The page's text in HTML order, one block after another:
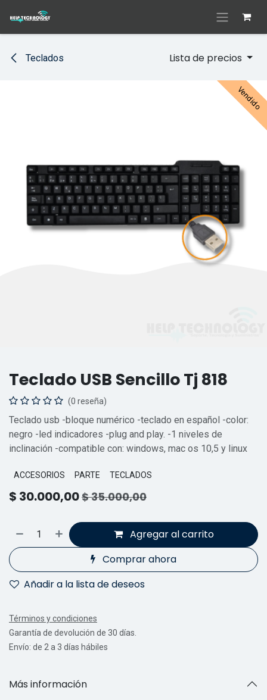
Teclados Lista de precios
Vendido
Teclado USB Sencillo Tj 818
(0 reseña)
Teclado usb -bloque numérico -teclado en español -color:
negro -led indicadores -plug and play. -1 niveles de
inclinación -compatible con: windows, mac os 10,5 y linux
ACCESORIOS PARTE TECLADOS
$ 30.000,00$35.000,00
Agregar al carrito
Comprar ahora
Añadir a la lista de deseos
Términos y condiciones
Garantía de devolución de 30 días.
Envío: de 2 a 3 días hábiles
Más información